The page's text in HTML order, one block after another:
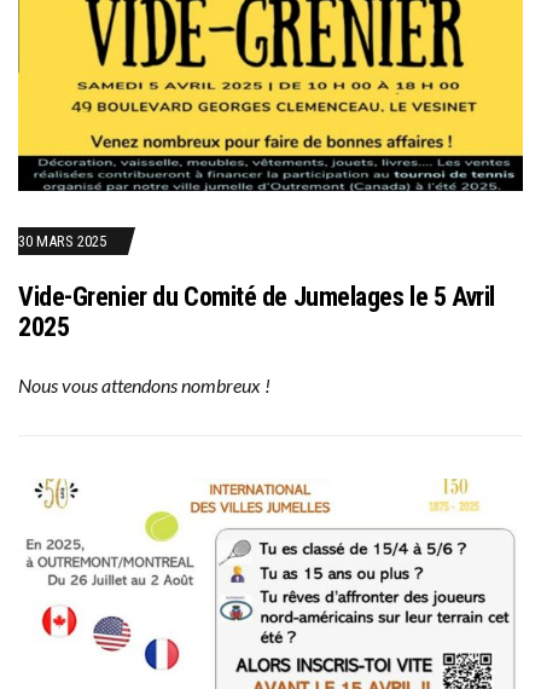
30 MARS 2025
Vide-Grenier du Comité de Jumelages le 5 Avril
2025
Nous vous attendons nombreux !